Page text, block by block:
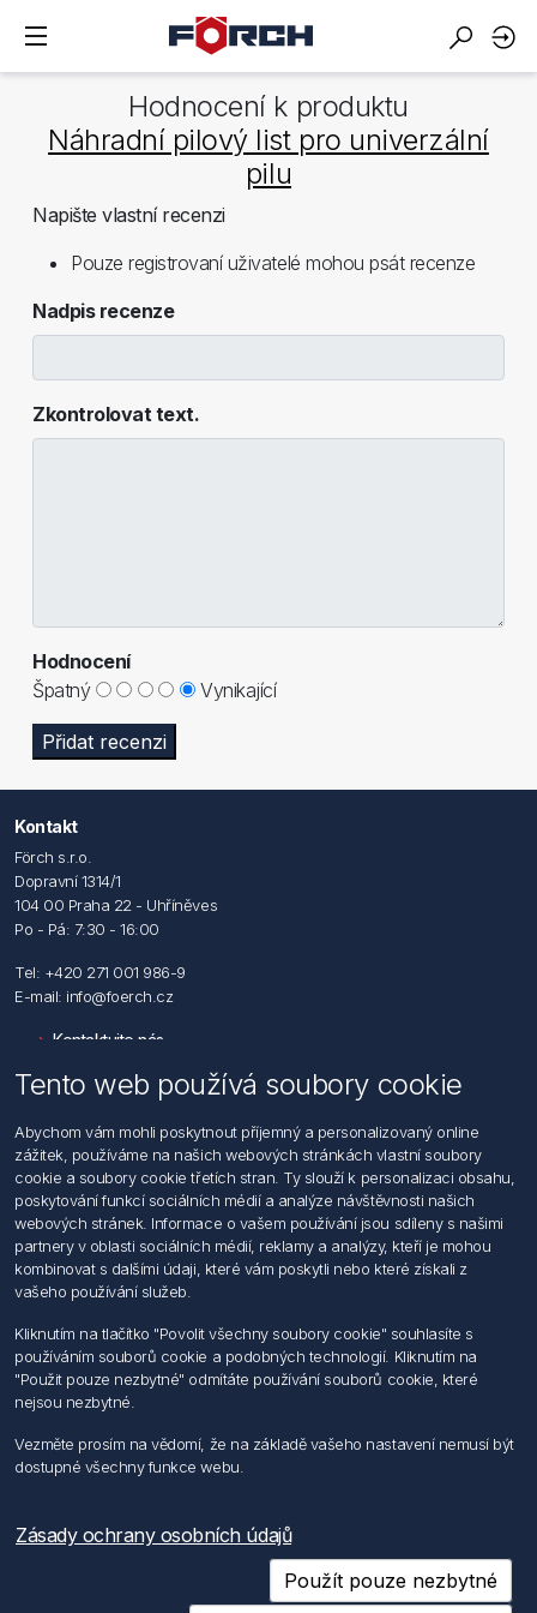
Hodnocení k produktu
Náhradní pilový list pro univerzální
pilu
Napište vlastní recenzi
Pouze registrovaní uživatelé mohou psát recenze
Nadpis recenze
Zkontrolovat text.
Hodnocení
Špatný
Vynikající
Přidat recenzi
Kontakt
Förch s.r.o.
Dopravní 1314/1
104 00 Praha 22 - Uhříněves
Po - Pá: 7:30 - 16:00
Tel: +420 271 001 986-9
E-mail: info@foerch.cz
Kontaktujte nás
Hledat
Dodržování předpisů
Zásady zpracování osobních údajů fyzických osob
Podmínky zasílání elektronických dokumentu
Všeobecné dodací a obchodní podmínky
Informace o nakládaní s elektroodpadem
Můj účet
Můj účet
Objednávky
Adresy
Tento web používá soubory cookie
Abychom vám mohli poskytnout příjemný a personalizovaný online
zážitek, používáme na našich webových stránkách vlastní soubory
cookie a soubory cookie třetích stran. Ty slouží k personalizaci obsahu,
poskytování funkcí sociálních médií a analýze návštěvnosti našich
webových stránek. Informace o vašem používání jsou sdíleny s našimi
partnery v oblasti sociálních médií, reklamy a analýzy, kteří je mohou
kombinovat s dalšími údaji, které vám poskytli nebo které získali z
vašeho používání služeb.
Kliknutím na tlačítko "Povolit všechny soubory cookie" souhlasíte s
používáním souborů cookie a podobných technologií. Kliknutím na
"Použit pouze nezbytné" odmítáte používání souborů cookie, které
nejsou nezbytné.
Vezměte prosím na vědomí, že na základě vašeho nastavení nemusí být
dostupné všechny funkce webu.
Zásady ochrany osobních údajů
Použít pouze nezbytné